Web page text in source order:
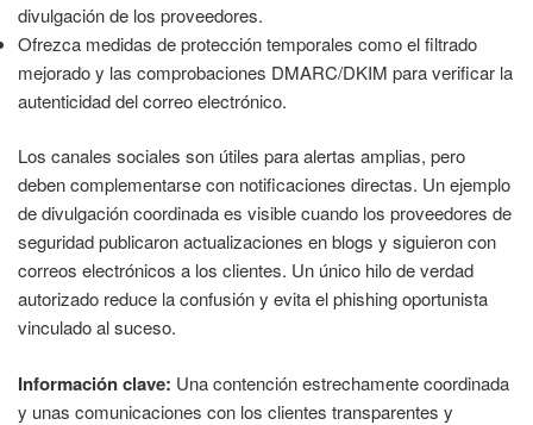
divulgación de los proveedores.
Ofrezca medidas de protección temporales como el filtrado
mejorado y las comprobaciones DMARC/DKIM para verificar la
autenticidad del correo electrónico.
Los canales sociales son útiles para alertas amplias, pero
deben complementarse con notificaciones directas. Un ejemplo
de divulgación coordinada es visible cuando los proveedores de
seguridad publicaron actualizaciones en blogs y siguieron con
correos electrónicos a los clientes. Un único hilo de verdad
autorizado reduce la confusión y evita el phishing oportunista
vinculado al suceso.
Información clave: Una contención estrechamente coordinada
y unas comunicaciones con los clientes transparentes y